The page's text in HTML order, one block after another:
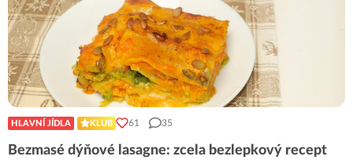
HLAVNÍ JÍDLA KLUB 61 35
Bezmasé dýňové lasagne: zcela bezlepkový recept